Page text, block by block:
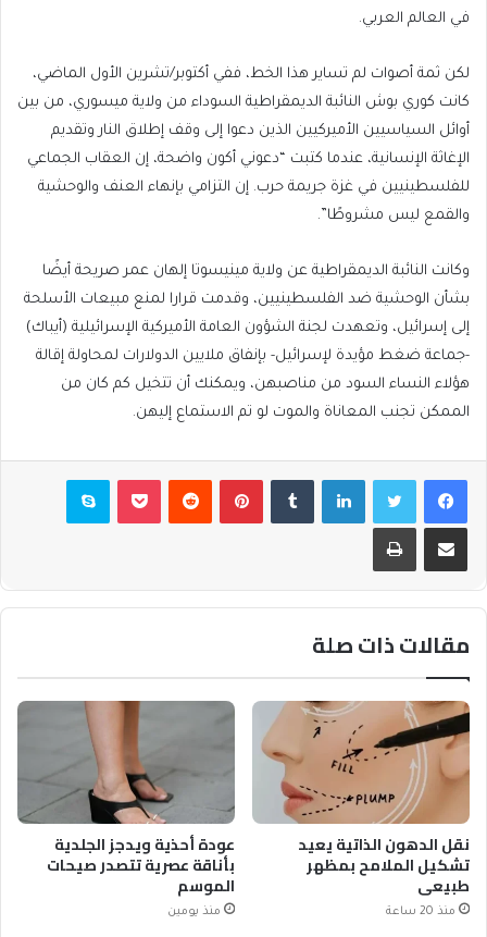
في العالم العربي.
لكن ثمة أصوات لم تساير هذا الخط، ففي أكتوبر/تشرين الأول الماضي،
كانت كوري بوش النائبة الديمقراطية السوداء من ولاية ميسوري، من بين
أوائل السياسيين الأميركيين الذين دعوا إلى وقف إطلاق النار وتقديم
الإغاثة الإنسانية، عندما كتبت “دعوني أكون واضحة، إن العقاب الجماعي
للفلسطينيين في غزة جريمة حرب. إن التزامي بإنهاء العنف والوحشية
والقمع ليس مشروطًا”.
وكانت النائبة الديمقراطية عن ولاية مينيسوتا إلهان عمر صريحة أيضًا
بشأن الوحشية ضد الفلسطينيين، وقدمت قرارا لمنع مبيعات الأسلحة
إلى إسرائيل، وتعهدت لجنة الشؤون العامة الأميركية الإسرائيلية (أيباك)
-جماعة ضغط مؤيدة لإسرائيل- بإنفاق ملايين الدولارات لمحاولة إقالة
هؤلاء النساء السود من مناصبهن، ويمكنك أن تتخيل كم كان من
الممكن تجنب المعاناة والموت لو تم الاستماع إليهن.
فيسبوكتويتر لينكدإن بينتيريست بوكيت سكايب
مشاركة عبر البريد طباعة
مقالات ذات صلة
نقل الدهون الذاتية يعيد
تشكيل الملامح بمظهر
طبيعي
منذ 20 ساعة
عودة أحذية ويدجز الجلدية
بأناقة عصرية تتصدر صيحات
الموسم
منذ يومين